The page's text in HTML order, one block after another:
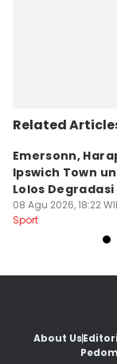
Related
Emersonn,
Ipswich Town
Lolos Degradasi
2026/2027
08 Agu 2026, 18:22
Sport
About Us